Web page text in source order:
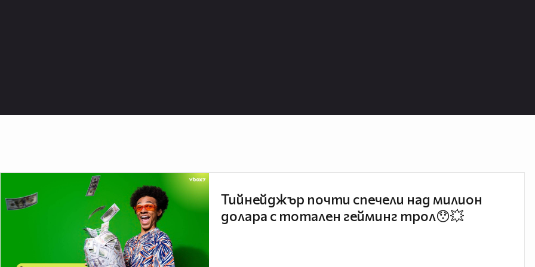
Тийнейджър почти спечели над милион
долара с тотален гейминг трол😯💥